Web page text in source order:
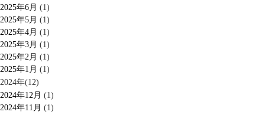
2025年6月 (1)
2025年5月 (1)
2025年4月 (1)
2025年3月 (1)
2025年2月 (1)
2025年1月 (1)
2024年(12)
2024年12月 (1)
2024年11月 (1)